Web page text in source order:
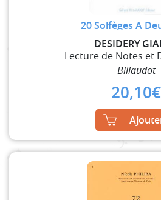
20 Solfèges A
DESIDERY
Lecture de Notes et
Billaudot
20,10€